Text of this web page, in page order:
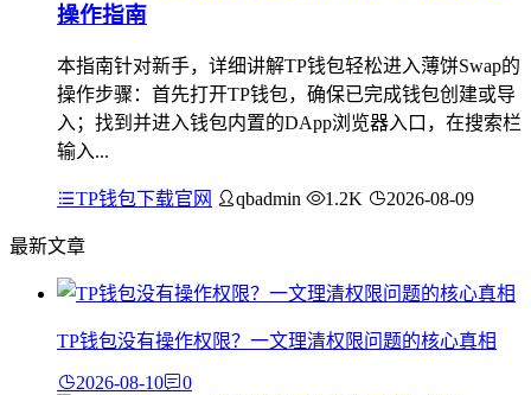
操作指南
本指南针对新手，详细讲解TP钱包轻松进入薄饼Swap的
操作步骤：首先打开TP钱包，确保已完成钱包创建或导
入；找到并进入钱包内置的DApp浏览器入口，在搜索栏
输入...
TP钱包下载官网 qbadmin 1.2K 2026-08-09
最新文章
TP钱包没有操作权限？一文理清权限问题的核心真相
2026-08-10 0